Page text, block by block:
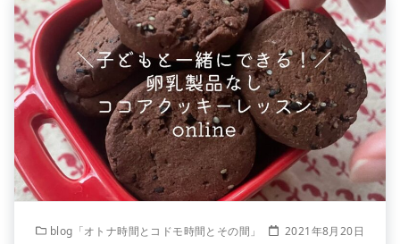
blog「オトナ時間とコドモ時間とその間」 2021年8月20日